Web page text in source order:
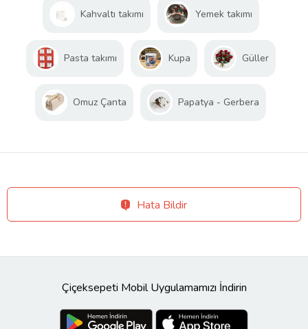
Kahvaltı takımı Yemek takımı
Pasta takımı Kupa Güller
Omuz Çanta Papatya - Gerbera
Hata Bildir
Çiçeksepeti Mobil Uygulamamızı İndirin